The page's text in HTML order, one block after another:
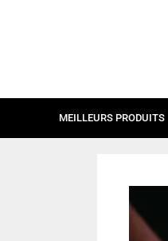
MEILLEURS PRODUITS